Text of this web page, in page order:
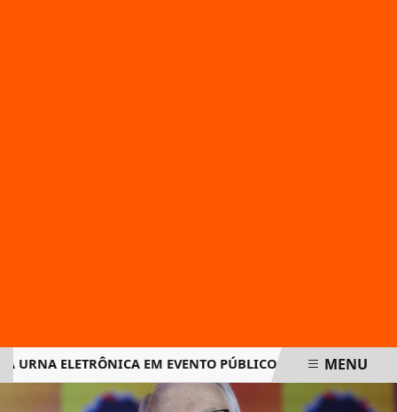
ELETRÔNICA EM EVENTO PÚBLICO PARA COMPROVAR
EM ALTA
MENU